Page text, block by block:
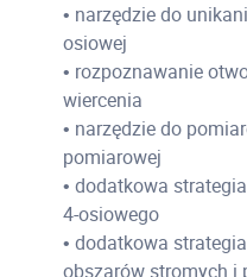
• narzędzie do
osiowej
• rozpoznawanie
wiercenia
• narzędzie do
pomiarowej
• dodatkowa
4-osiowego
• dodatkowa
obszarów stromych i